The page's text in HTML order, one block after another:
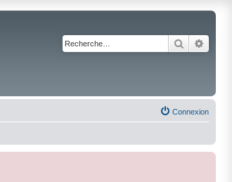
Rechercher
Connexion